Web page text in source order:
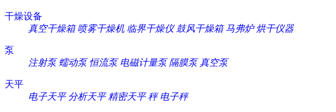
干燥设备
真空干燥箱 喷雾干燥机 临界干燥仪 鼓风干燥箱 马弗炉 烘干仪器
泵
注射泵 蠕动泵 恒流泵 电磁计量泵 隔膜泵 真空泵
天平
电子天平 分析天平 精密天平 秤 电子秤